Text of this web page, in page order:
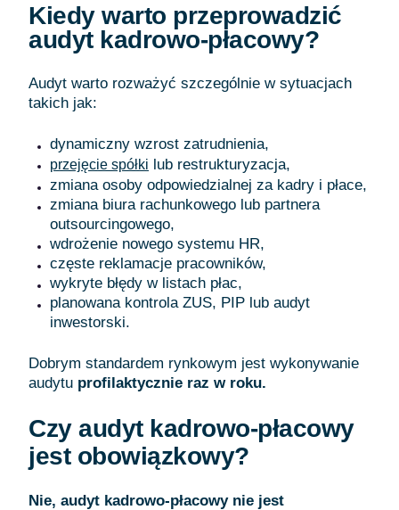
Kiedy warto przeprowadzić
audyt kadrowo-płacowy?
Audyt warto rozważyć szczególnie w sytuacjach
takich jak:
dynamiczny wzrost zatrudnienia,
przejęcie spółki lub restrukturyzacja,
zmiana osoby odpowiedzialnej za kadry i płace,
zmiana biura rachunkowego lub partnera
outsourcingowego,
wdrożenie nowego systemu HR,
częste reklamacje pracowników,
wykryte błędy w listach płac,
planowana kontrola ZUS, PIP lub audyt
inwestorski.
Dobrym standardem rynkowym jest wykonywanie
audytu profilaktycznie raz w roku.
Czy audyt kadrowo-płacowy
jest obowiązkowy?
Nie, audyt kadrowo-płacowy nie jest